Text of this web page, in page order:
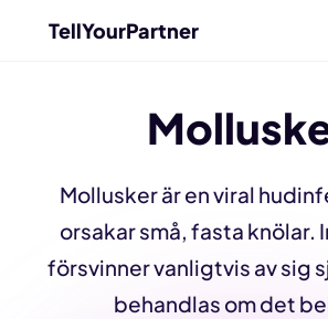
TellYourPartner
Mollusker är en viral
orsakar små, fasta knölar.
försvinner vanligtvis av sig
behandlas om det